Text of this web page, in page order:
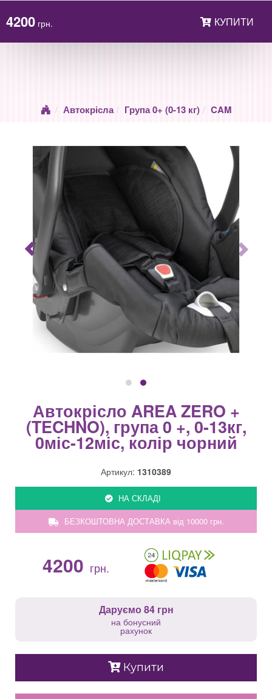
Автокрісла Група 0+ (0-13 кг) CAM
4200 грн. КУПИТИ
Автокрісло AREA ZERO +
(TECHNO), група 0 +, 0-13кг,
0міс-12міс, колір чорний
Артикул: 1310389
НА СКЛАДІ
БЕЗКОШТОВНА ДОСТАВКА від 10000 грн.
4200 грн.
Даруємо 84 грн
на бонусний
рахунок
Купити